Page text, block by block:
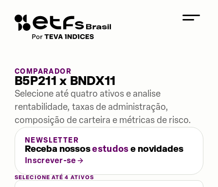
COMPARADOR
B5P211 x BNDX11
Selecione até quatro ativos e analise
rentabilidade, taxas de administração,
composição de carteira e métricas de risco.
NEWSLETTER
Receba nossosestudose novidades
Inscrever-se
SELECIONE ATÉ 4 ATIVOS